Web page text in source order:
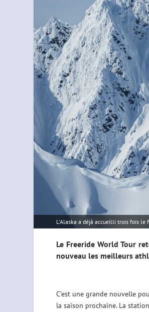
L'Alaska a déjà accueilli trois fois le
Le Freeride World Tour
nouveau les meilleurs
C’est une grande nouvelle
la saison prochaine. La